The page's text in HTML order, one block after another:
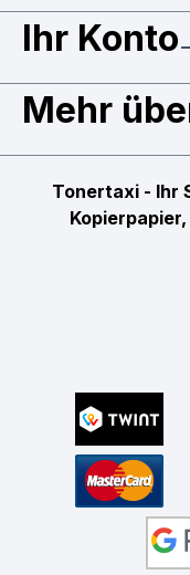
Ihr Konto
Mehr
Tonertaxi - Ihr